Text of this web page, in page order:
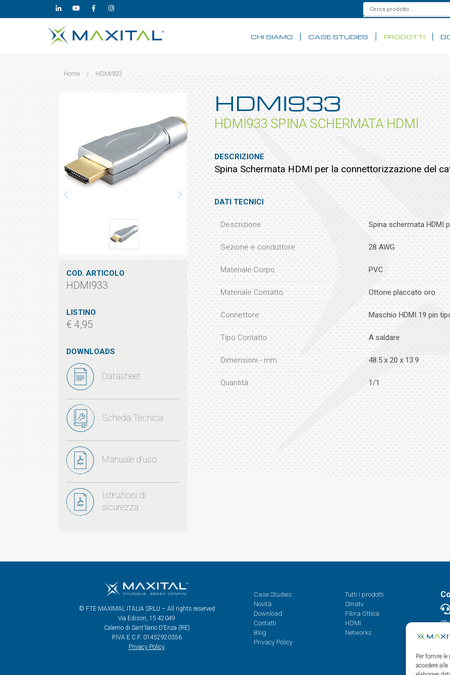
Per fornire
accedere
CHI SIAMO CASE STUDIES PRODOTTI
Home / HDMI933
COD. ARTICOLO
HDMI933
LISTINO
€ 4,95
DOWNLOADS
Datasheet
Scheda Tecnica
Manuale d'uso
Istruzioni di
sicurezza
HDMI933
HDMI933 SPINA SCHERMATA HDMI
DESCRIZIONE
Spina Schermata HDMI per la connettorizzazione del
DATI TECNICI
Descrizione Spina schermata HDMI
Sezione e conduttore 28 AWG
Materiale Corpo PVC
Materiale Contatto Ottone placcato oro
Connettore Maschio HDMI 19 pin
Tipo Contatto A saldare
Dimensioni - mm 48.5 x 20 x 13.9
Quantità 1/1
© FTE MAXIMAL ITALIA SRLU – All rights reserved
Via Edison, 15 42049
Calerno di Sant’Ilario D’Enza (RE)
P.IVA E C.F. 01452920356
Privacy Policy
Case Studies
Novità
Download
Contatti
Blog
Privacy Policy
Tutti i prodotti
Smatv
Fibra Ottica
HDMI
Networks